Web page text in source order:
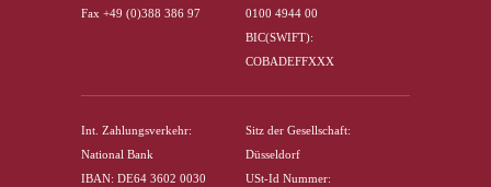
Fax +49 (0)388 386 97
0100 4944 00
BIC(SWIFT):
COBADEFFXXX
Int. Zahlungsverkehr:
National Bank
IBAN: DE64 3602 0030
Sitz der Gesellschaft:
Düsseldorf
USt-Id Nummer: